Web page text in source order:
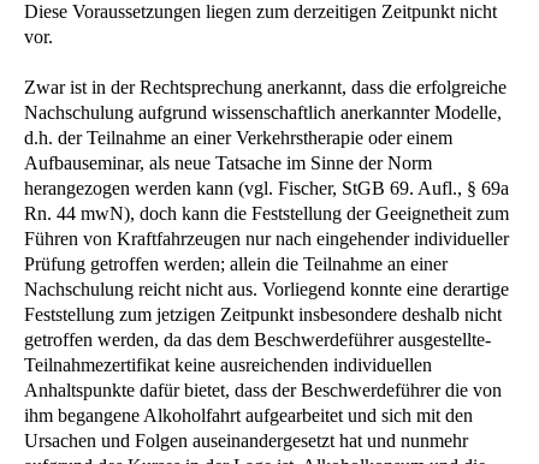
Diese Voraussetzungen liegen zum derzeitigen Zeitpunkt nicht
vor.
Zwar ist in der Rechtsprechung anerkannt, dass die erfolgreiche
Nachschulung aufgrund wissenschaftlich anerkannter Modelle,
d.h. der Teilnahme an einer Verkehrstherapie oder einem
Aufbauseminar, als neue Tatsache im Sinne der Norm
herangezogen werden kann (vgl. Fischer, StGB 69. Aufl., § 69a
Rn. 44 mwN), doch kann die Feststellung der Geeignetheit zum
Führen von Kraftfahrzeugen nur nach eingehender individueller
Prüfung getroffen werden; allein die Teilnahme an einer
Nachschulung reicht nicht aus. Vorliegend konnte eine derartige
Feststellung zum jetzigen Zeitpunkt insbesondere deshalb nicht
getroffen werden, da das dem Beschwerdeführer ausgestellte-
Teilnahmezertifikat keine ausreichenden individuellen
Anhaltspunkte dafür bietet, dass der Beschwerdeführer die von
ihm begangene Alkoholfahrt aufgearbeitet und sich mit den
Ursachen und Folgen auseinandergesetzt hat und nunmehr